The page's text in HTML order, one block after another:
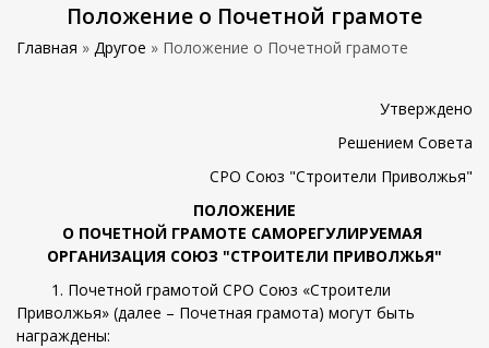
Положение о Почетной грамоте
Главная » Другое » Положение о Почетной грамоте
Утверждено
Решением Совета
СРО Союз "Строители Приволжья"
ПОЛОЖЕНИЕ
О ПОЧЕТНОЙ ГРАМОТЕ САМОРЕГУЛИРУЕМАЯ
ОРГАНИЗАЦИЯ СОЮЗ "СТРОИТЕЛИ ПРИВОЛЖЬЯ"
1. Почетной грамотой СРО Союз «Строители
Приволжья» (далее – Почетная грамота) могут быть
награждены: